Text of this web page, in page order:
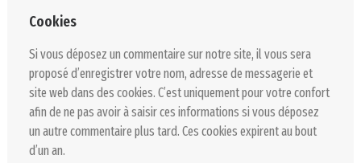
Cookies
Si vous déposez un commentaire sur notre site, il vous sera
proposé d’enregistrer votre nom, adresse de messagerie et
site web dans des cookies. C’est uniquement pour votre confort
afin de ne pas avoir à saisir ces informations si vous déposez
un autre commentaire plus tard. Ces cookies expirent au bout
d’un an.